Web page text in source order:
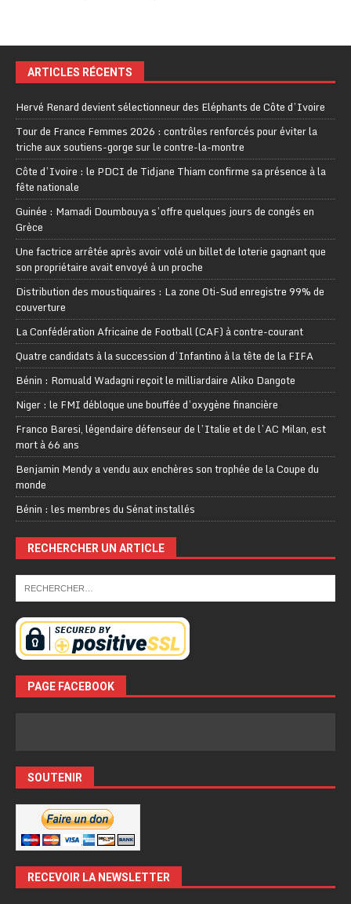
ARTICLES RÉCENTS
Hervé Renard devient sélectionneur des Eléphants de Côte d’Ivoire
Tour de France Femmes 2026 : contrôles renforcés pour éviter la
triche aux soutiens-gorge sur le contre-la-montre
Côte d’Ivoire : le PDCI de Tidjane Thiam confirme sa présence à la
fête nationale
Guinée : Mamadi Doumbouya s’offre quelques jours de congés en
Grèce
Une factrice arrêtée après avoir volé un billet de loterie gagnant que
son propriétaire avait envoyé à un proche
Distribution des moustiquaires : La zone Oti-Sud enregistre 99% de
couverture
La Confédération Africaine de Football (CAF) à contre-courant
Quatre candidats à la succession d’Infantino à la tête de la FIFA
Bénin : Romuald Wadagni reçoit le milliardaire Aliko Dangote
Niger : le FMI débloque une bouffée d’oxygène financière
Franco Baresi, légendaire défenseur de l’Italie et de l’AC Milan, est
mort à 66 ans
Benjamin Mendy a vendu aux enchères son trophée de la Coupe du
monde
Bénin : les membres du Sénat installés
RECHERCHER UN ARTICLE
PAGE FACEBOOK
SOUTENIR
RECEVOIR LA NEWSLETTER